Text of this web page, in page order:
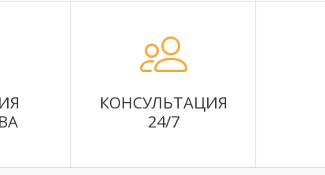
КОНСУЛЬТАЦИЯ
24/7